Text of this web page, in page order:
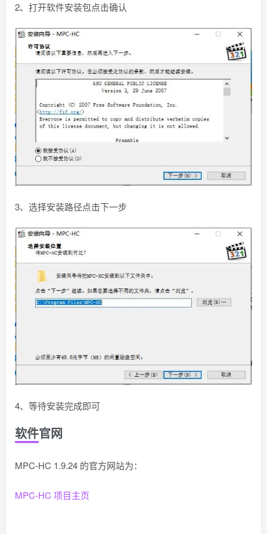
2、打开软件安装包点击确认
3、选择安装路径点击下一步
4、等待安装完成即可
软件官网
MPC-HC 1.9.24 的官方网站为：
MPC-HC 项目主页